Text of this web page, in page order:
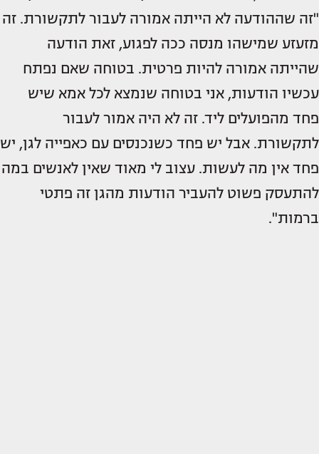
"זה שההודעה לא הייתה אמורה לעבור לתקשורת. זה
מזעזע שמישהו מנסה ככה לפגוע, זאת הודעה
שהייתה אמורה להיות פרטית. בטוחה שאם נפתח
עכשיו הודעות, אני בטוחה שנמצא לכל אמא שיש
פחד מהפועלים ליד. זה לא היה אמור לעבור
לתקשורת. אבל יש פחד כשנכנסים עם כאפייה לגן, יש
פחד אין מה לעשות. עצוב לי מאוד שאין לאנשים במה
להתעסק פשוט להעביר הודעות מהגן זה פתטי
ברמות".